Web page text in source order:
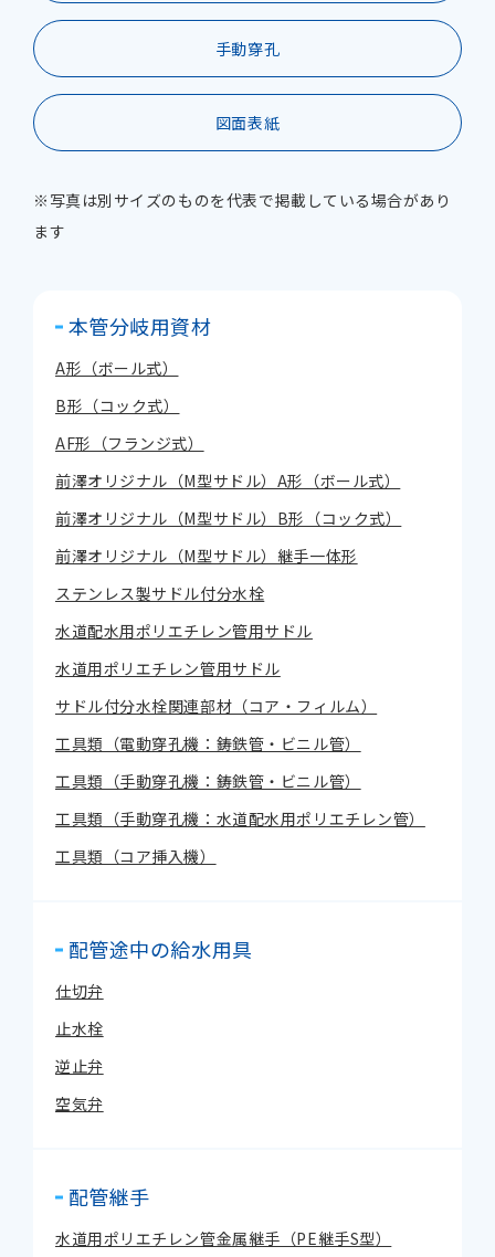
手動穿孔
図面表紙
※写真は別サイズのものを代表で掲載している場合があり
ます
本管分岐用資材
A形（ボール式）
B形（コック式）
AF形（フランジ式）
前澤オリジナル（M型サドル）A形（ボール式）
前澤オリジナル（M型サドル）B形（コック式）
前澤オリジナル（M型サドル）継手一体形
ステンレス製サドル付分水栓
水道配水用ポリエチレン管用サドル
水道用ポリエチレン管用サドル
サドル付分水栓関連部材（コア・フィルム）
工具類（電動穿孔機：鋳鉄管・ビニル管）
工具類（手動穿孔機：鋳鉄管・ビニル管）
工具類（手動穿孔機：水道配水用ポリエチレン管）
工具類（コア挿入機）
配管途中の給水用具
仕切弁
止水栓
逆止弁
空気弁
配管継手
水道用ポリエチレン管金属継手（PE継手S型）